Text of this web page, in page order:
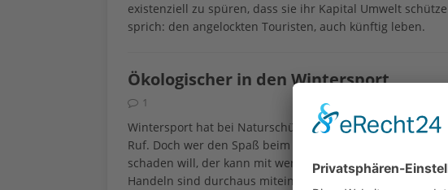
existenziell zu spüren, dass sie ihr Kapital Umwelt
sprich: den angelockten Touristen, auch künftig leben.
Ökologischer in den Wintersport
1
Wintersport hat bei Naturschützern und Menschen mit
Ruf. Doch wer den Spaß beim Skifahren nicht missen
schaden will, der kann mit wenig Aufwand etwas tun:
Handeln sind durchaus miteinander zu vereinbaren. Wer